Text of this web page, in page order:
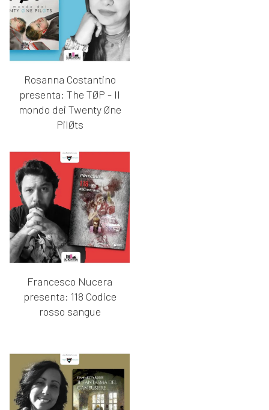
Rosanna Costantino
presenta: The TØP - Il
mondo dei Twenty Øne
PilØts
Francesco Nucera
presenta: 118 Codice
rosso sangue